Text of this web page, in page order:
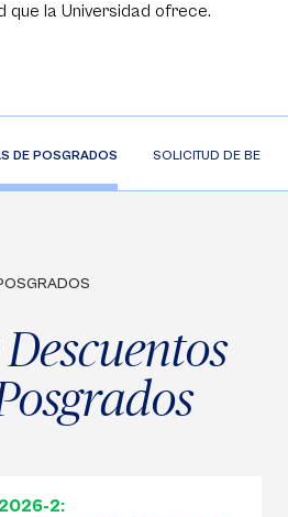
que la Universidad ofrece.
DE POSGRADOS SOLICITUD DE BECAS
Descuentos
2: